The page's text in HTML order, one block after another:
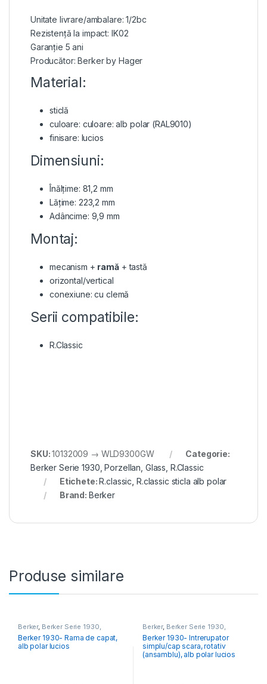
Unitate livrare/ambalare: 1/2bc
Rezistență la impact: IK02
Garanție 5 ani
Producător: Berker by Hager
Material:
sticlă
culoare: culoare: alb polar (RAL9010)
finisare: lucios
Dimensiuni:
Înălțime: 81,2 mm
Lățime: 223,2 mm
Adâncime: 9,9 mm
Montaj:
mecanism + ramă+ tastă
orizontal/vertical
conexiune: cu clemă
Serii compatibile:
R.Classic
SKU:10132009 → WLD9300GW
Categorie:
Berker Serie 1930, Porzellan, Glass, R.Classic
Etichete:R.classic R.classic sticla alb polar
Brand: Berker
Produse similare
Berker, Berker Serie 1930,
Porzellan, Glass, R.Classic
Berker 1930- Rama de capat,
alb polar lucios
Berker, Berker Serie 1930,
Porzellan, Glass, R.Classic
Berker 1930- Intrerupator
simplu/cap scara, rotativ
(ansamblu), alb polar lucios